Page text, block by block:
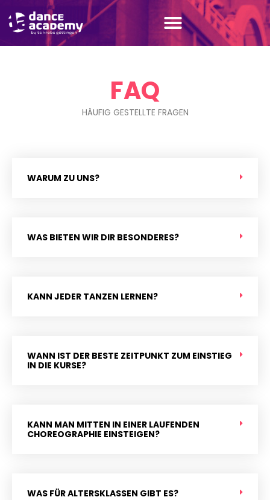
Inhalt
springen
FAQ
HÄUFIG GESTELLTE FRAGEN
WARUM ZU UNS?
WAS BIETEN WIR DIR BESONDERES?
KANN JEDER TANZEN LERNEN?
WANN IST DER BESTE ZEITPUNKT ZUM EINSTIEG
IN DIE KURSE?
KANN MAN MITTEN IN EINER LAUFENDEN
CHOREOGRAPHIE EINSTEIGEN?
WAS FÜR ALTERSKLASSEN GIBT ES?